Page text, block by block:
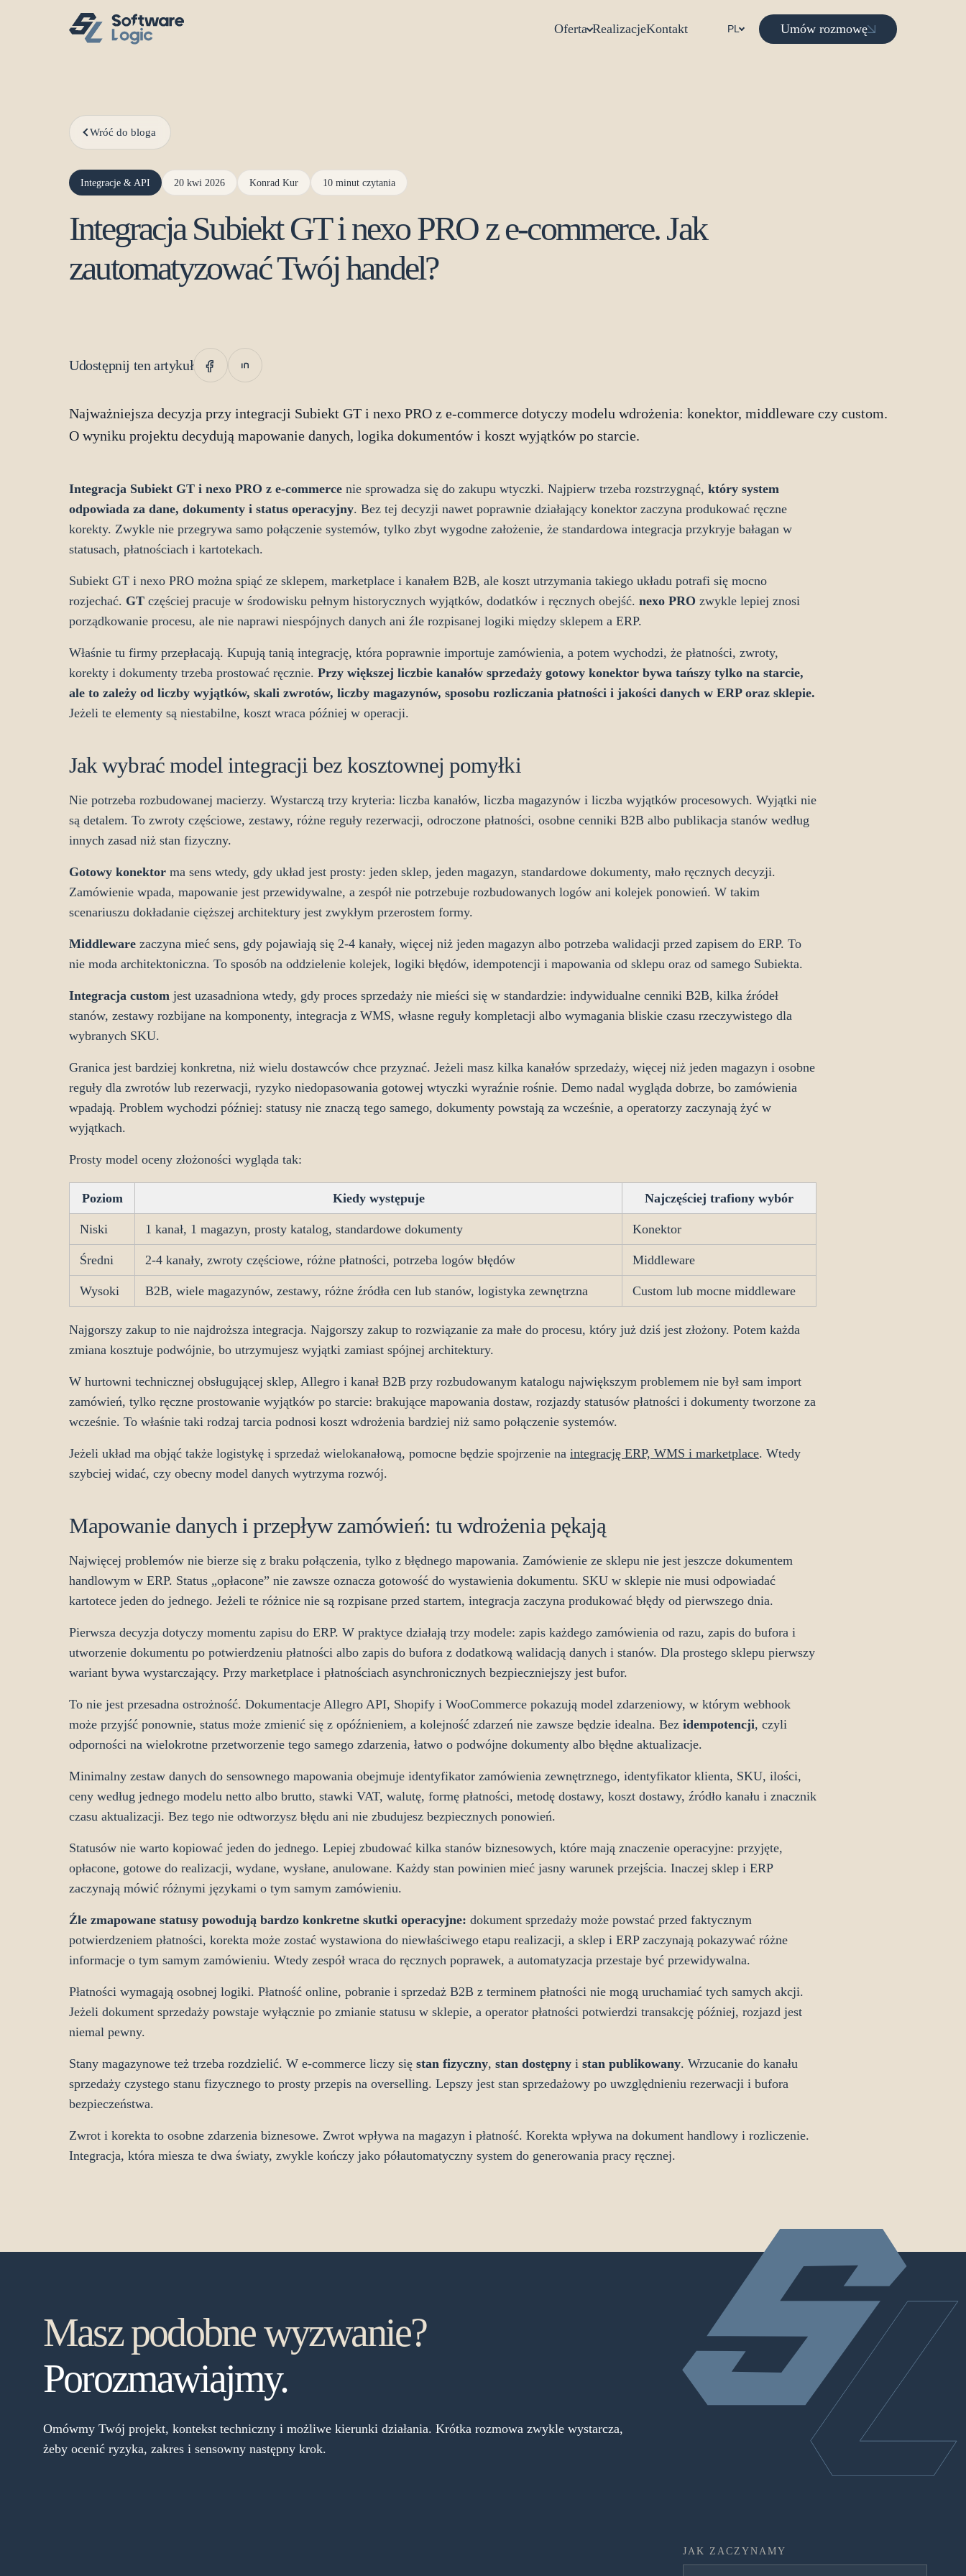
Oferta RealizacjeKontakt PL Umów rozmowę
Wróć do bloga
Integracje & API 20 kwi 2026 Konrad Kur 10 minut czytania
Integracja Subiekt GT i nexo PRO z e-commerce. Jak
zautomatyzować Twój handel?
Udostępnij ten artykuł
Najważniejsza decyzja przy integracji Subiekt GT i nexo PRO z e-commerce dotyczy modelu wdrożenia: konektor, middleware czy custom.
O wyniku projektu decydują mapowanie danych, logika dokumentów i koszt wyjątków po starcie.
Integracja Subiekt GT i nexo PRO z e-commerce nie sprowadza się do zakupu wtyczki. Najpierw trzeba rozstrzygnąć, który system
odpowiada za dane, dokumenty i status operacyjny. Bez tej decyzji nawet poprawnie działający konektor zaczyna produkować ręczne
korekty. Zwykle nie przegrywa samo połączenie systemów, tylko zbyt wygodne założenie, że standardowa integracja przykryje bałagan w
statusach, płatnościach i kartotekach.
Subiekt GT i nexo PRO można spiąć ze sklepem, marketplace i kanałem B2B, ale koszt utrzymania takiego układu potrafi się mocno
rozjechać. GT częściej pracuje w środowisku pełnym historycznych wyjątków, dodatków i ręcznych obejść. nexo PRO zwykle lepiej znosi
porządkowanie procesu, ale nie naprawi niespójnych danych ani źle rozpisanej logiki między sklepem a ERP.
Właśnie tu firmy przepłacają. Kupują tanią integrację, która poprawnie importuje zamówienia, a potem wychodzi, że płatności, zwroty,
korekty i dokumenty trzeba prostować ręcznie. Przy większej liczbie kanałów sprzedaży gotowy konektor bywa tańszy tylko na starcie,
ale to zależy od liczby wyjątków, skali zwrotów, liczby magazynów, sposobu rozliczania płatności i jakości danych w ERP oraz sklepie.
Jeżeli te elementy są niestabilne, koszt wraca później w operacji.
Jak wybrać model integracji bez kosztownej pomyłki
Nie potrzeba rozbudowanej macierzy. Wystarczą trzy kryteria: liczba kanałów, liczba magazynów i liczba wyjątków procesowych. Wyjątki nie
są detalem. To zwroty częściowe, zestawy, różne reguły rezerwacji, odroczone płatności, osobne cenniki B2B albo publikacja stanów według
innych zasad niż stan fizyczny.
Gotowy konektor ma sens wtedy, gdy układ jest prosty: jeden sklep, jeden magazyn, standardowe dokumenty, mało ręcznych decyzji.
Zamówienie wpada, mapowanie jest przewidywalne, a zespół nie potrzebuje rozbudowanych logów ani kolejek ponowień. W takim
scenariuszu dokładanie cięższej architektury jest zwykłym przerostem formy.
Middleware zaczyna mieć sens, gdy pojawiają się 2-4 kanały, więcej niż jeden magazyn albo potrzeba walidacji przed zapisem do ERP. To
nie moda architektoniczna. To sposób na oddzielenie kolejek, logiki błędów, idempotencji i mapowania od sklepu oraz od samego Subiekta.
Integracja custom jest uzasadniona wtedy, gdy proces sprzedaży nie mieści się w standardzie: indywidualne cenniki B2B, kilka źródeł
stanów, zestawy rozbijane na komponenty, integracja z WMS, własne reguły kompletacji albo wymagania bliskie czasu rzeczywistego dla
wybranych SKU.
Granica jest bardziej konkretna, niż wielu dostawców chce przyznać. Jeżeli masz kilka kanałów sprzedaży, więcej niż jeden magazyn i osobne
reguły dla zwrotów lub rezerwacji, ryzyko niedopasowania gotowej wtyczki wyraźnie rośnie. Demo nadal wygląda dobrze, bo zamówienia
wpadają. Problem wychodzi później: statusy nie znaczą tego samego, dokumenty powstają za wcześnie, a operatorzy zaczynają żyć w
wyjątkach.
Prosty model oceny złożoności wygląda tak:
Poziom Kiedy występuje Najczęściej trafiony wybór
Niski 1 kanał, 1 magazyn, prosty katalog, standardowe dokumenty Konektor
Średni 2-4 kanały, zwroty częściowe, różne płatności, potrzeba logów błędów Middleware
Wysoki B2B, wiele magazynów, zestawy, różne źródła cen lub stanów, logistyka zewnętrzna Custom lub mocne middleware
Najgorszy zakup to nie najdroższa integracja. Najgorszy zakup to rozwiązanie za małe do procesu, który już dziś jest złożony. Potem każda
zmiana kosztuje podwójnie, bo utrzymujesz wyjątki zamiast spójnej architektury.
W hurtowni technicznej obsługującej sklep, Allegro i kanał B2B przy rozbudowanym katalogu największym problemem nie był sam import
zamówień, tylko ręczne prostowanie wyjątków po starcie: brakujące mapowania dostaw, rozjazdy statusów płatności i dokumenty tworzone za
wcześnie. To właśnie taki rodzaj tarcia podnosi koszt wdrożenia bardziej niż samo połączenie systemów.
Jeżeli układ ma objąć także logistykę i sprzedaż wielokanałową, pomocne będzie spojrzenie na integrację ERP, WMS i marketplace. Wtedy
szybciej widać, czy obecny model danych wytrzyma rozwój.
Mapowanie danych i przepływ zamówień: tu wdrożenia pękają
Najwięcej problemów nie bierze się z braku połączenia, tylko z błędnego mapowania. Zamówienie ze sklepu nie jest jeszcze dokumentem
handlowym w ERP. Status „opłacone” nie zawsze oznacza gotowość do wystawienia dokumentu. SKU w sklepie nie musi odpowiadać
kartotece jeden do jednego. Jeżeli te różnice nie są rozpisane przed startem, integracja zaczyna produkować błędy od pierwszego dnia.
Pierwsza decyzja dotyczy momentu zapisu do ERP. W praktyce działają trzy modele: zapis każdego zamówienia od razu, zapis do bufora i
utworzenie dokumentu po potwierdzeniu płatności albo zapis do bufora z dodatkową walidacją danych i stanów. Dla prostego sklepu pierwszy
wariant bywa wystarczający. Przy marketplace i płatnościach asynchronicznych bezpieczniejszy jest bufor.
To nie jest przesadna ostrożność. Dokumentacje Allegro API, Shopify i WooCommerce pokazują model zdarzeniowy, w którym webhook
może przyjść ponownie, status może zmienić się z opóźnieniem, a kolejność zdarzeń nie zawsze będzie idealna. Bez idempotencji, czyli
odporności na wielokrotne przetworzenie tego samego zdarzenia, łatwo o podwójne dokumenty albo błędne aktualizacje.
Minimalny zestaw danych do sensownego mapowania obejmuje identyfikator zamówienia zewnętrznego, identyfikator klienta, SKU, ilości,
ceny według jednego modelu netto albo brutto, stawki VAT, walutę, formę płatności, metodę dostawy, koszt dostawy, źródło kanału i znacznik
czasu aktualizacji. Bez tego nie odtworzysz błędu ani nie zbudujesz bezpiecznych ponowień.
Statusów nie warto kopiować jeden do jednego. Lepiej zbudować kilka stanów biznesowych, które mają znaczenie operacyjne: przyjęte,
opłacone, gotowe do realizacji, wydane, wysłane, anulowane. Każdy stan powinien mieć jasny warunek przejścia. Inaczej sklep i ERP
zaczynają mówić różnymi językami o tym samym zamówieniu.
Źle zmapowane statusy powodują bardzo konkretne skutki operacyjne: dokument sprzedaży może powstać przed faktycznym
potwierdzeniem płatności, korekta może zostać wystawiona do niewłaściwego etapu realizacji, a sklep i ERP zaczynają pokazywać różne
informacje o tym samym zamówieniu. Wtedy zespół wraca do ręcznych poprawek, a automatyzacja przestaje być przewidywalna.
Płatności wymagają osobnej logiki. Płatność online, pobranie i sprzedaż B2B z terminem płatności nie mogą uruchamiać tych samych akcji.
Jeżeli dokument sprzedaży powstaje wyłącznie po zmianie statusu w sklepie, a operator płatności potwierdzi transakcję później, rozjazd jest
niemal pewny.
Stany magazynowe też trzeba rozdzielić. W e-commerce liczy się stan fizyczny, stan dostępny i stan publikowany. Wrzucanie do kanału
sprzedaży czystego stanu fizycznego to prosty przepis na overselling. Lepszy jest stan sprzedażowy po uwzględnieniu rezerwacji i bufora
bezpieczeństwa.
Zwrot i korekta to osobne zdarzenia biznesowe. Zwrot wpływa na magazyn i płatność. Korekta wpływa na dokument handlowy i rozliczenie.
Integracja, która miesza te dwa światy, zwykle kończy jako półautomatyczny system do generowania pracy ręcznej.
Masz podobne wyzwanie?
Porozmawiajmy.
Omówmy Twój projekt, kontekst techniczny i możliwe kierunki działania. Krótka rozmowa zwykle wystarcza,
żeby ocenić ryzyka, zakres i sensowny następny krok.
JAK ZACZYNAMY